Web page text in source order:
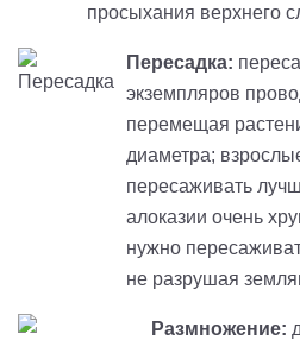
просыхания верхнего
Пересадка:
экземпляров
перемещая
диаметра;
пересаживать
алоказии очень
нужно
не разрушая
Размножение: